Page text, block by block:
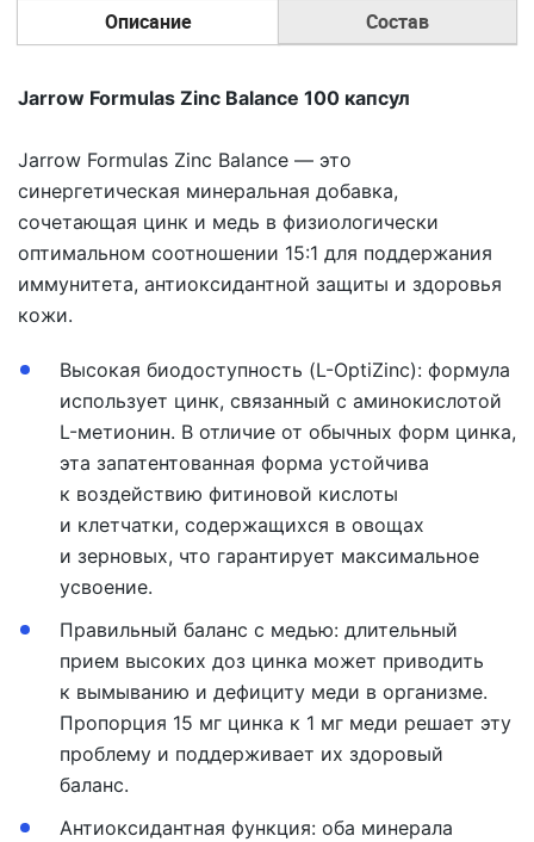
Описание Состав
Jarrow Formulas Zinc Balance 100 капсул
Jarrow Formulas Zinc Balance — это
синергетическая минеральная добавка,
сочетающая цинк и медь в физиологически
оптимальном соотношении 15:1 для поддержания
иммунитета, антиоксидантной защиты и здоровья
кожи.
Высокая биодоступность (L-OptiZinc): формула
использует цинк, связанный с аминокислотой
L-метионин. В отличие от обычных форм цинка,
эта запатентованная форма устойчива
к воздействию фитиновой кислоты
и клетчатки, содержащихся в овощах
и зерновых, что гарантирует максимальное
усвоение.
Правильный баланс с медью: длительный
прием высоких доз цинка может приводить
к вымыванию и дефициту меди в организме.
Пропорция 15 мг цинка к 1 мг меди решает эту
проблему и поддерживает их здоровый
баланс.
Антиоксидантная функция: оба минерала